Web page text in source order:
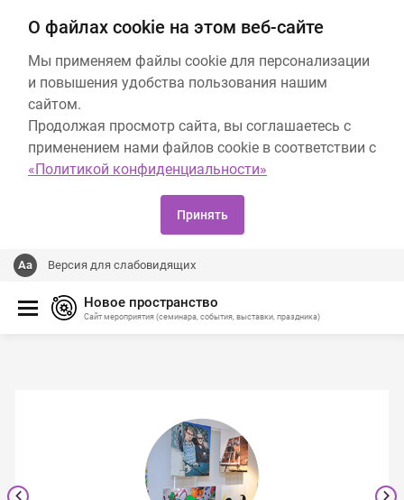
О файлах cookie на этом веб-сайте
Мы применяем файлы cookie для персонализации
и повышения удобства пользования нашим
сайтом.
Продолжая просмотр сайта, вы соглашаетесь с
применением нами файлов cookie в соответствии с
«Политикой конфиденциальности»
Принять
Версия для слабовидящих
Новое пространство
Сайт мероприятия (семинара, события, выставки, праздника)